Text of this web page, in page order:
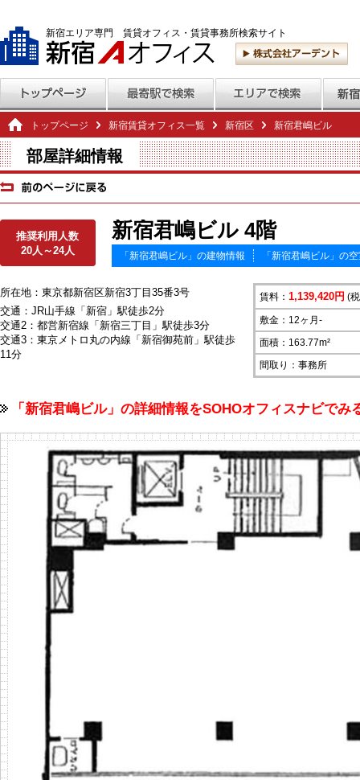
新宿エリア専門 賃貸オフィス・賃貸事務所検索サイト
トップページ 新宿賃貸オフィス一覧 新宿区 新宿君嶋ビル
部屋詳細情報
推奨利用人数
20人～24人
新宿君嶋ビル 4階
「新宿君嶋ビル」の建物情報 「新宿君嶋ビル」の
所在地：東京都新宿区新宿3丁目35番3号
交通：JR山手線「新宿」駅徒歩2分
交通2：都営新宿線「新宿三丁目」駅徒歩3分
交通3：東京メトロ丸の内線「新宿御苑前」駅徒歩
11分
賃料： 1,139,420円 (
敷金：12ヶ月-
面積：163.77m²
間取り：事務所
「新宿君嶋ビル」の詳細情報をSOHOオフィスナビで